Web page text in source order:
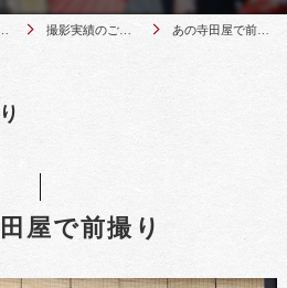
撮影実績のご紹介 あの寺田屋で前撮り
屋で前撮り